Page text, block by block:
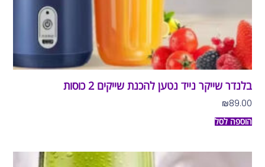
בלנדר שייקר נייד נטען להכנת שייקים 2 כוסות
₪89.00
הוספה לסל